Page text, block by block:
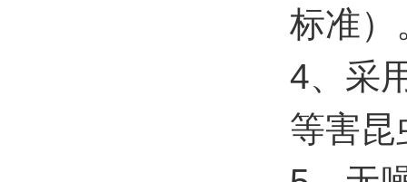
标准）
4、采
等害昆